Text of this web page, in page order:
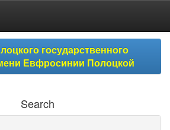
государственного
Евфросинии Полоцкой
Search